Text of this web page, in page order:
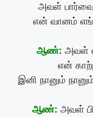
அவள்
என் வானம்
ஆண்: அவள்
என்
இனி நானும்
ஆண்: அவள்